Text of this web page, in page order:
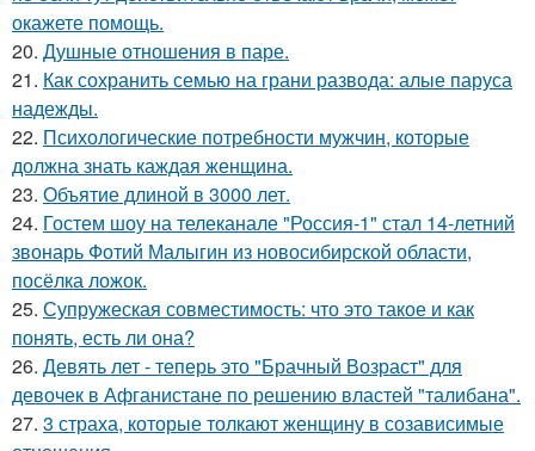
окажете помощь.
20. Душные отношения в паре.
21. Как сохранить семью на грани развода: алые паруса
надежды.
22. Психологические потребности мужчин, которые
должна знать каждая женщина.
23. Объятие длиной в 3000 лет.
24. Гостем шоу на телеканале "Россия-1" стал 14-летний
звонарь Фотий Малыгин из новосибирской области,
посёлка ложок.
25. Супружеская совместимость: что это такое и как
понять, есть ли она?
26. Девять лет - теперь это "Брачный Возраст" для
девочек в Афганистане по решению властей "талибана".
27. 3 страха, которые толкают женщину в созависимые